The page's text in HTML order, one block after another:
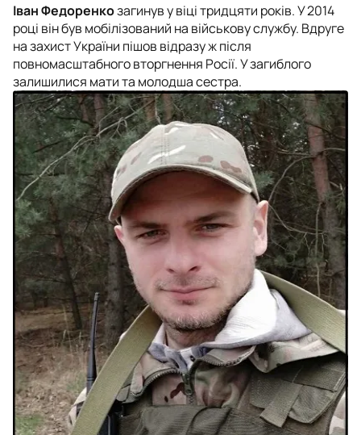
Іван Федоренкозагинув у віці тридцяти років. У 2014
році він був мобілізований на військову службу. Вдруге
на захист України пішов відразу ж після
повномасштабного вторгнення Росії. У загиблого
залишилися мати та молодша сестра.